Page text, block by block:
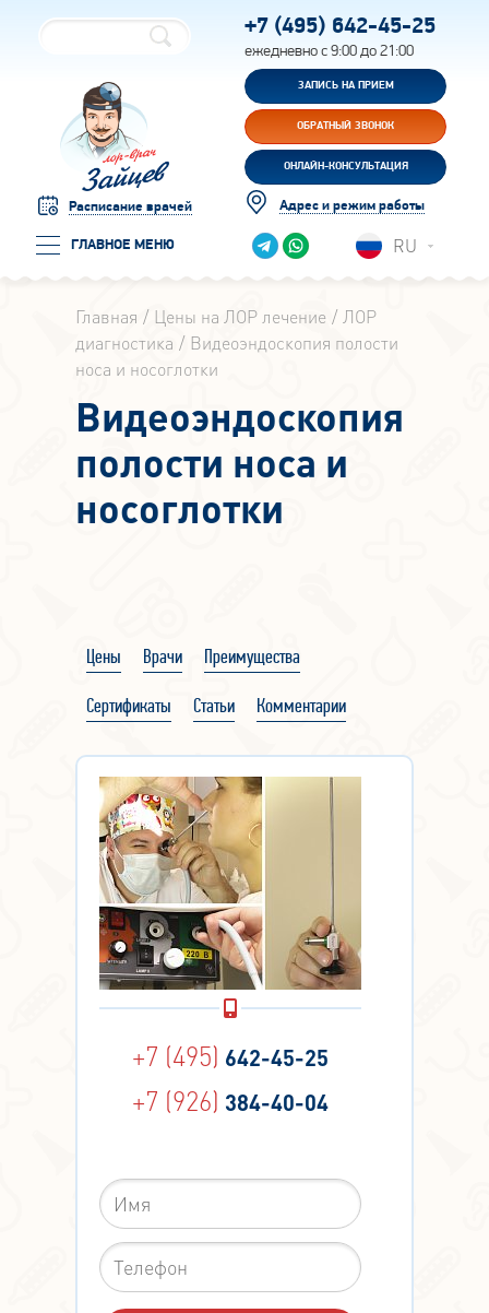
Расписание врачей
ГЛАВНОЕ МЕНЮ
+7 (495) 642-45-25
ежедневно с 9:00 до 21:00
ЗАПИСЬ НА ПРИЕМ
ОБРАТНЫЙ ЗВОНОК
ОНЛАЙН-КОНСУЛЬТАЦИЯ
Адрес и режим работы
RU
Главная Цены на ЛОР лечение
ЛОР
диагностика
Видеоэндоскопия полости
носа и носоглотки
Видеоэндоскопия
полости носа и
носоглотки
Цены Врачи Преимущества
Сертификаты Статьи Комментарии
+7 (495) 642-45-25
+7 (926) 384-40-04